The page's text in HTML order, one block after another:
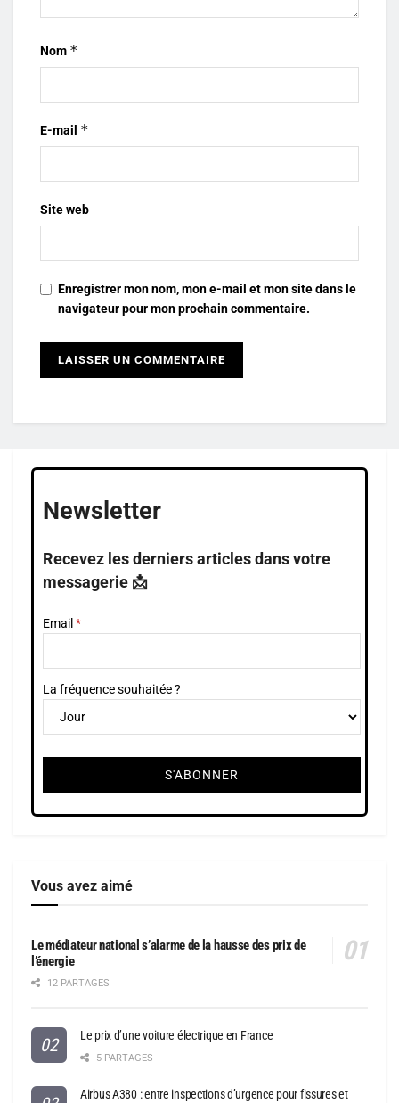
Nom *
E-mail *
Site web
Enregistrer mon nom, mon e-mail et mon site dans le
navigateur pour mon prochain commentaire.
Newsletter
Recevez les derniers articles dans votre
messagerie 📩
Email
La fréquence souhaitée ?
Vous avez aimé
Le médiateur national s’alarme de la hausse des prix de
l’énergie
12 PARTAGES
Le prix d’une voiture électrique en France
5 PARTAGES
Airbus A380 : entre inspections d’urgence pour fissures et